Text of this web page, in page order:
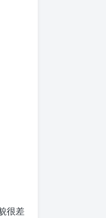
很差